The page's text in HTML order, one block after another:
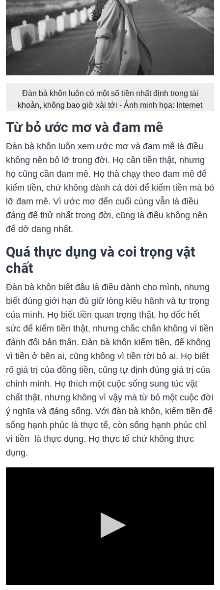
Đàn bà khôn luôn có một số tiền nhất định trong tài
khoản, không bao giờ xài tới - Ảnh minh họa: Internet
Từ bỏ ước mơ và đam mê
Đàn bà khôn luôn xem ước mơ và đam mê là điều
không nên bỏ lỡ trong đời. Họ cần tiền thật, nhưng
họ cũng cần đam mê. Họ thà chạy theo đam mê để
kiếm tiền, chứ không dành cả đời để kiếm tiền mà bỏ
lỡ đam mê. Vì ước mơ đến cuối cùng vẫn là điều
đáng để thử nhất trong đời, cũng là điều không nên
để dở dang nhất.
Quá thực dụng và coi trọng vật
chất
Đàn bà khôn biết đâu là điều dành cho mình, nhưng
biết đúng giới hạn đủ giữ lòng kiêu hãnh và tự trọng
của mình. Họ biết tiền quan trọng thật, họ dốc hết
sức để kiếm tiền thật, nhưng chắc chắn không vì tiền
đánh đổi bản thân. Đàn bà khôn kiếm tiền, để không
vì tiền ở bên ai, cũng không vì tiền rời bỏ ai. Họ biết
rõ giá trị của đồng tiền, cũng tự định đúng giá trị của
chính mình. Họ thích một cuộc sống sung túc vật
chất thật, nhưng không vì vậy mà từ bỏ một cuộc đời
ý nghĩa và đáng sống. Với đàn bà khôn, kiếm tiền để
sống hạnh phúc là thực tế, còn sống hạnh phúc chỉ
vì tiền là thực dụng. Họ thực tế chứ không thực
dụng.